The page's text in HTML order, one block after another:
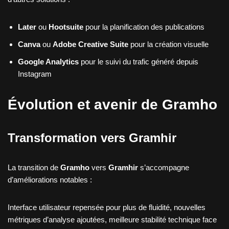
Later ou Hootsuite pour la planification des publications
Canvaou Adobe Creative Suite pour la création visuelle
Google Analytics pour le suivi du trafic généré depuis
Instagram
Évolution et avenir de Gramho
Transformation vers Gramhir
La transition de Gramho vers Gramhir s’accompagne
d’améliorations notables :
Interface utilisateur repensée pour plus de fluidité, nouvelles
métriques d’analyse ajoutées, meilleure stabilité technique face